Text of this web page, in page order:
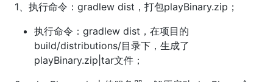
1、执行命令：gradlew dist，打包playBinary.zip；
执行命令：gradlew dist，在项目的
build/distributions/目录下，生成了
playBinary.zip|tar文件；